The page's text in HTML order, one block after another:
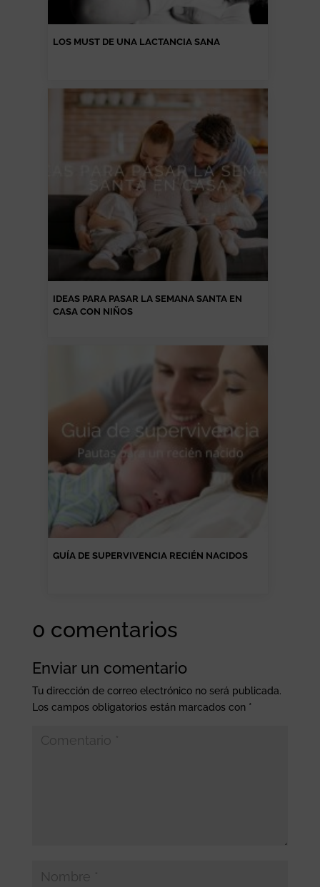
LOS MUST DE UNA LACTANCIA SANA
IDEAS PARA PASAR LA SEMANA SANTA EN
CASA CON NIÑOS
GUÍA DE SUPERVIVENCIA RECIÉN NACIDOS
0 comentarios
Enviar un comentario
Tu dirección de correo electrónico no será publicada.
Los campos obligatorios están marcados con *